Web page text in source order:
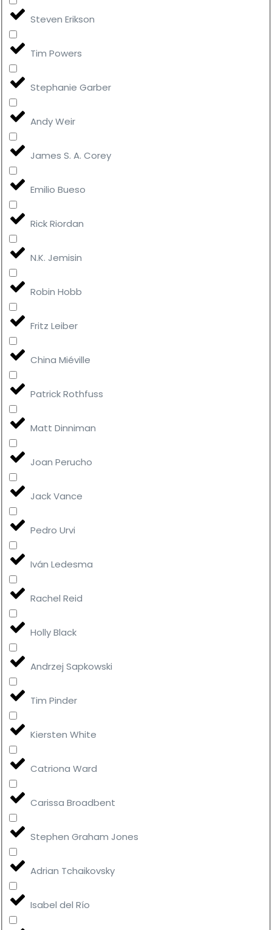
Steven Erikson
Tim Powers
Stephanie Garber
Andy Weir
James S. A. Corey
Emilio Bueso
Rick Riordan
N.K. Jemisin
Robin Hobb
Fritz Leiber
China Miéville
Patrick Rothfuss
Matt Dinniman
Joan Perucho
Jack Vance
Pedro Urvi
Iván Ledesma
Rachel Reid
Holly Black
Andrzej Sapkowski
Tim Pinder
Kiersten White
Catriona Ward
Carissa Broadbent
Stephen Graham Jones
Adrian Tchaikovsky
Isabel del Río